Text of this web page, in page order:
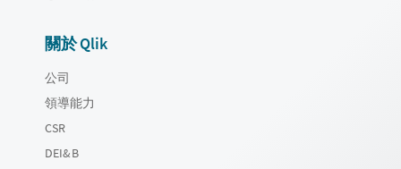
關於 Qlik
公司
領導能力
CSR
DEI&B